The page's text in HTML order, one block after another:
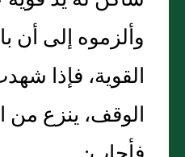
وألزموه إلى أن
القوية، فإذا
الوقف، ينزع من